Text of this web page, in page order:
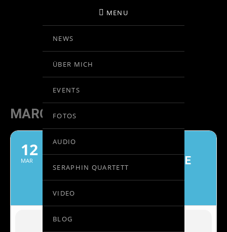
BIRGIT KOLAR
VIOLINE
MENU
NEWS
ÜBER MICH
EVENTS
FOTOS
AUDIO
SERAPHIN QUARTETT
VIDEO
BLOG
MARCH, 2021
12
MAR
GASTKONZERTMEISTER
ORQUESTA FILARMÓNICA DE
GRAN CANARIA